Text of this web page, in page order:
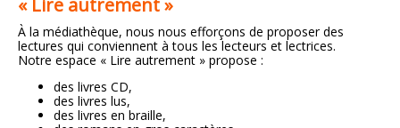
« Lire autrement »
À la médiathèque, nous nous efforçons de proposer des
lectures qui conviennent à tous les lecteurs et lectrices.
Notre espace « Lire autrement » propose :
des livres CD,
des livres lus,
des livres en braille,